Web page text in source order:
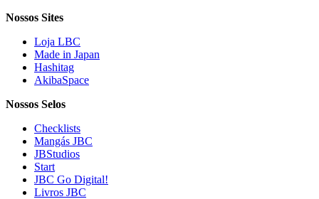
Nossos Sites
Loja LBC
Made in Japan
Hashitag
AkibaSpace
Nossos Selos
Checklists
Mangás JBC
JBStudios
Start
JBC Go Digital!
Livros JBC